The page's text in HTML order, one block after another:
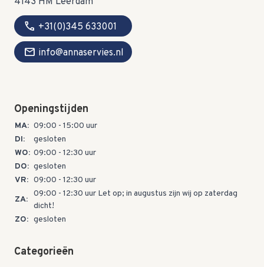
call +31(0)345 633001
mail info@annaservies.nl
Openingstijden
MA: 09:00 - 15:00 uur
DI:
gesloten
WO: 09:00 - 12:30 uur
DO: gesloten
VR: 09:00 - 12:30 uur
ZA:
09:00 - 12:30 uur Let op; in augustus zijn wij op zaterdag
dicht!
ZO: gesloten
Categorieën